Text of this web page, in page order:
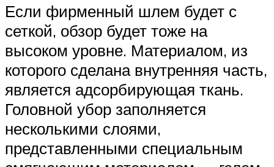
Если фирменный шлем будет с
сеткой, обзор будет тоже на
высоком уровне. Материалом, из
которого сделана внутренняя часть,
является адсорбирующая ткань.
Головной убор заполняется
несколькими слоями,
представленными специальным